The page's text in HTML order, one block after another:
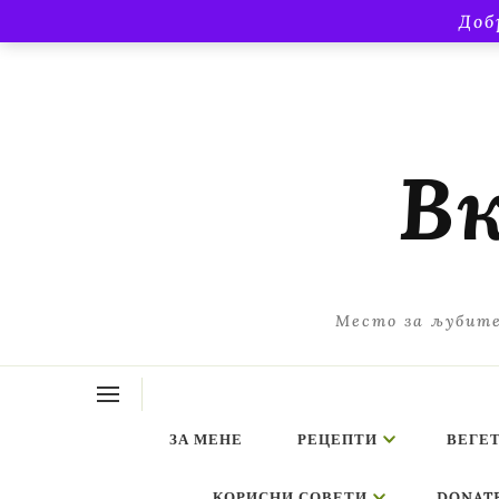
Место за
ЗА МЕНЕ РЕЦЕПТИ